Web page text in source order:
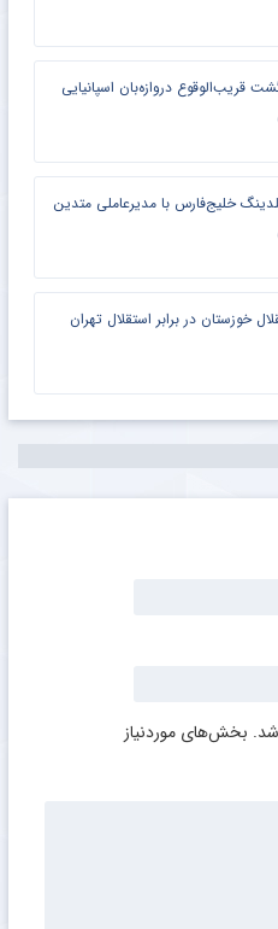
قریب‌الوقوع دروازه‌بان اسپانیایی
خلیج‌فارس با مدیرعاملی متدین
خوزستان در برابر استقلال تهران
بخش‌های موردنیاز